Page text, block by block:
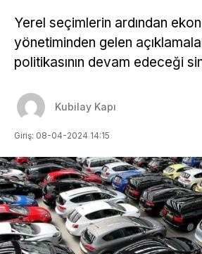
Yerel seçimlerin ardından
yönetiminden gelen
politikasının devam edeceği
Kubilay Kapı
Giriş: 08-04-2024 14:15